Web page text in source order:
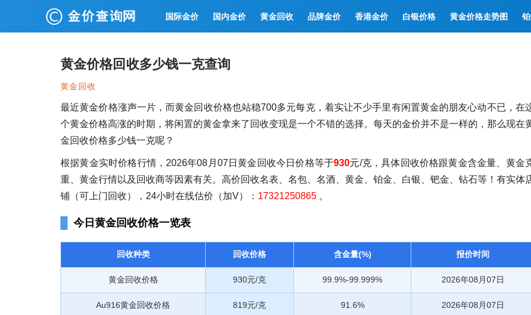
国际金价 国内金价 黄金回收 品牌金价 香港金价 白银价格 黄金价格走势图
黄金价格回收多少钱一克查询
黄金回收
最近黄金价格涨声一片，而黄金回收价格也站稳700多元每克，着实让不少手里有闲置黄金的朋友心动不已，在
个黄金价格高涨的时期，将闲置的黄金拿来了回收变现是一个不错的选择。每天的金价并不是一样的，那么现在
金回收价格多少钱一克呢？
根据黄金实时价格行情，2026年08月07日黄金回收今日价格等于930元/克，具体回收价格跟黄金含金量、黄金
重、黄金行情以及回收商等因素有关。高价回收名表、名包、名酒、黄金、铂金、白银、钯金、钻石等！有实体
铺（可上门回收），24小时在线估价（加V）： 17321250865 。
今日黄金回收价格一览表
回收种类 回收价格 含金量(%) 报价时间
黄金回收价格 930元/克 99.9%-99.999% 2026年08月07日
Au916黄金回收价格 819元/克 91.6% 2026年08月07日